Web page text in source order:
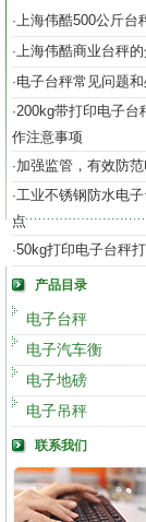
·上海伟酷500公斤台
·上海伟酷商业台秤的
·电子台秤常见问题
·200kg带打印电子台
作注意事项
·加强监管，有效防
·工业不锈钢防水电
点
·50kg打印电子台秤
产品目录
电子台秤
电子汽车衡
电子地磅
电子吊秤
联系我们